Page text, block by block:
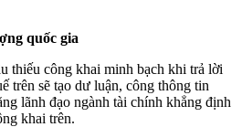
quốc gia
thiếu công khai minh bạch khi trả lời
trên sẽ tạo dư luận, công thông tin
lãnh đạo ngành tài chính khẳng định
khai trên.